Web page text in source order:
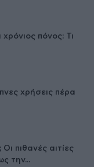
πόνος: Τι
χρήσεις πέρα
πιθανές αιτίες
την...